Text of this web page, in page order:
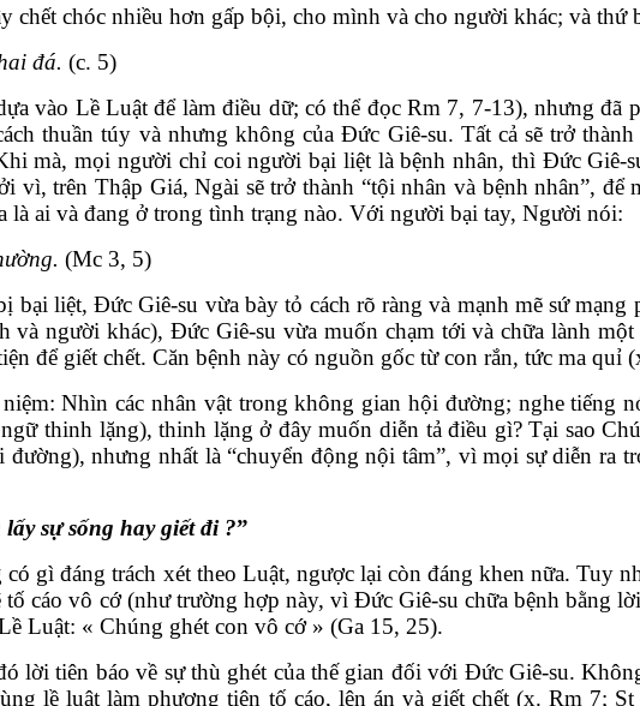
chóc nhiều hơn gấp bội, cho mình và cho người khác; và thứ
đá. (c. 5)
vào Lề Luật để làm điều dữ; có thể đọc Rm 7, 7-13), nhưng
thuần túy và nhưng không của Đức Giê-su. Tất cả sẽ trở
mà, mọi người chỉ coi người bại liệt là bệnh nhân, thì Đức Giê-
trên Thập Giá, Ngài sẽ trở thành “tội nhân và bệnh nhân”, để
ai và đang ở trong tình trạng nào. Với người bại tay, Người nói:
(Mc 3, 5)
bại liệt, Đức Giê-su vừa bày tỏ cách rõ ràng và mạnh mẽ sứ
người khác), Đức Giê-su vừa muốn chạm tới và chữa lành
để giết chết. Căn bệnh này có nguồn gốc từ con rắn, tức ma quỉ
Nhìn các nhân vật trong không gian hội đường; nghe tiếng
thinh lặng), thinh lặng ở đây muốn diễn tả điều gì? Tại sao
nhưng nhất là “chuyển động nội tâm”, vì mọi sự diễn ra
sự sống hay giết đi ?”
gì đáng trách xét theo Luật, ngược lại còn đáng khen nữa. Tuy
tố cáo vô cớ (như trường hợp này, vì Đức Giê-su chữa bệnh bằng
Luật: « Chúng ghét con vô cớ » (Ga 15, 25).
lời tiên báo về sự thù ghét của thế gian đối với Đức Giê-su.
lề luật làm phương tiện tố cáo, lên án và giết chết (x. Rm 7;